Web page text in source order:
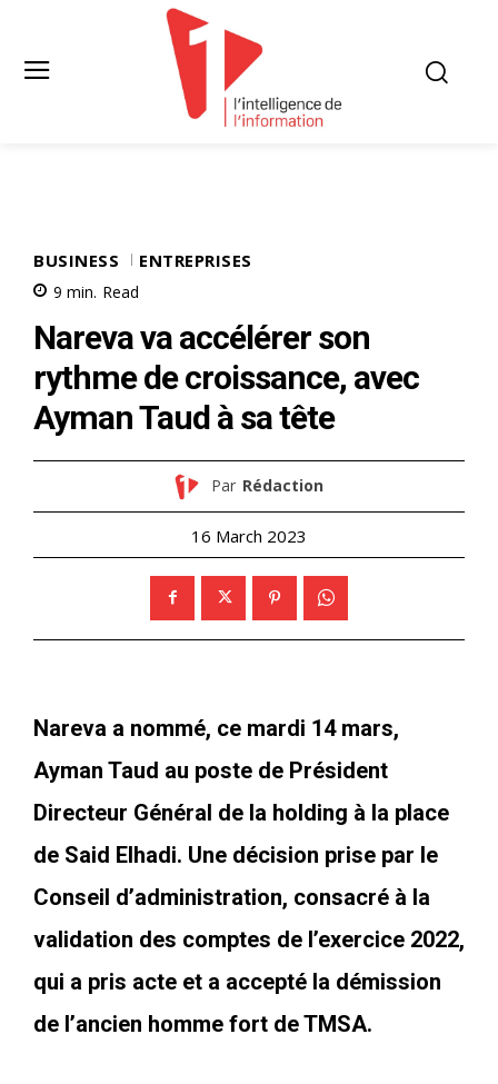
BUSINESS ENTREPRISES
9 min. Read
Nareva va accélérer son
rythme de croissance, avec
Ayman Taud à sa tête
Par Rédaction
16 March 2023
Nareva a nommé, ce mardi 14 mars,
Ayman Taud au poste de Président
Directeur Général de la holding à la place
de Said Elhadi. Une décision prise par le
Conseil d’administration, consacré à la
validation des comptes de l’exercice 2022,
qui a pris acte et a accepté la démission
de l’ancien homme fort de TMSA.